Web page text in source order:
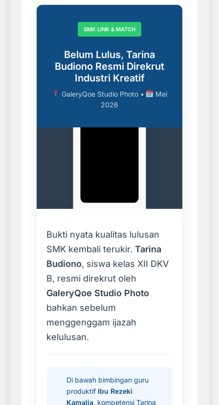
SMK LINK & MATCH
Belum Lulus, Tarina
Budiono Resmi Direkrut
Industri Kreatif
GaleryQoe Studio Photo•
Mei
2026
Video
Dokumentasi
PKL &
menunjukkan
kompetensinya di
GaleryQoe Studio
Photo.
Lihat di
Facebook
Bukti nyata kualitas lulusan
SMK kembali terukir. Tarina
Budiono, siswa kelas XII DKV
B, resmi direkrut oleh
GaleryQoe Studio Photo
bahkan sebelum
menggenggam ijazah
kelulusan.
Di bawah bimbingan guru
produktif Ibu Rezeki
Kamalia, kompetensi Tarina